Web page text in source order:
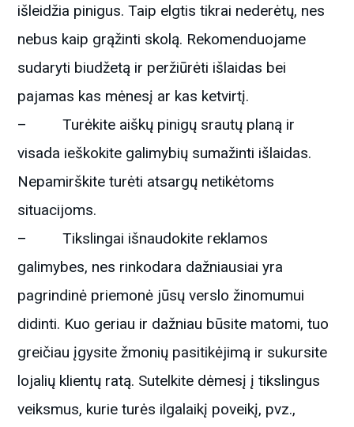
išleidžia pinigus. Taip elgtis tikrai nederėtų, nes
nebus kaip grąžinti skolą. Rekomenduojame
sudaryti biudžetą ir peržiūrėti išlaidas bei
pajamas kas mėnesį ar kas ketvirtį.
– Turėkite aiškų pinigų srautų planą ir
visada ieškokite galimybių sumažinti išlaidas.
Nepamirškite turėti atsargų netikėtoms
situacijoms.
– Tikslingai išnaudokite reklamos
galimybes, nes rinkodara dažniausiai yra
pagrindinė priemonė jūsų verslo žinomumui
didinti. Kuo geriau ir dažniau būsite matomi, tuo
greičiau įgysite žmonių pasitikėjimą ir sukursite
lojalių klientų ratą. Sutelkite dėmesį į tikslingus
veiksmus, kurie turės ilgalaikį poveikį, pvz.,